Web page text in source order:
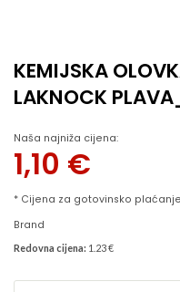
KEMIJSKA
LAKNOCK PLAVA_
Naša najniža cijena:
1,10 €
* Cijena za gotovinsko plaćanje
Brand
Redovna cijena: 1.23 €